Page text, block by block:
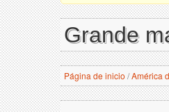
Grande
Página de inicio /América